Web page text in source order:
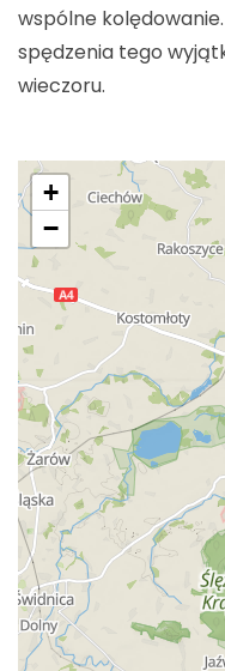
wspólne
spędzenia tego
wieczoru.
+
−